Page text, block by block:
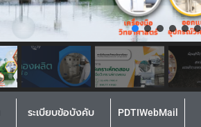
ระเบียบข้อบังคับ PDTIWebMail